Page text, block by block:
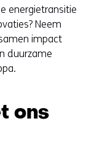
energietransitie
Neem
impact
duurzame
ons